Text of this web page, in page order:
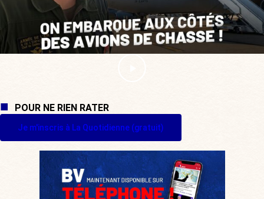
POUR NE RIEN RATER
Je m'inscris à La Quotidienne (gratuit)